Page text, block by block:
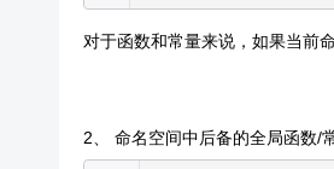
对于函数和常量来说，如果当前
2、 命名空间中后备的全局函数/